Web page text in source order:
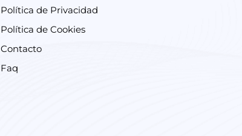
Política de Privacidad
Política de Cookies
Contacto
Faq